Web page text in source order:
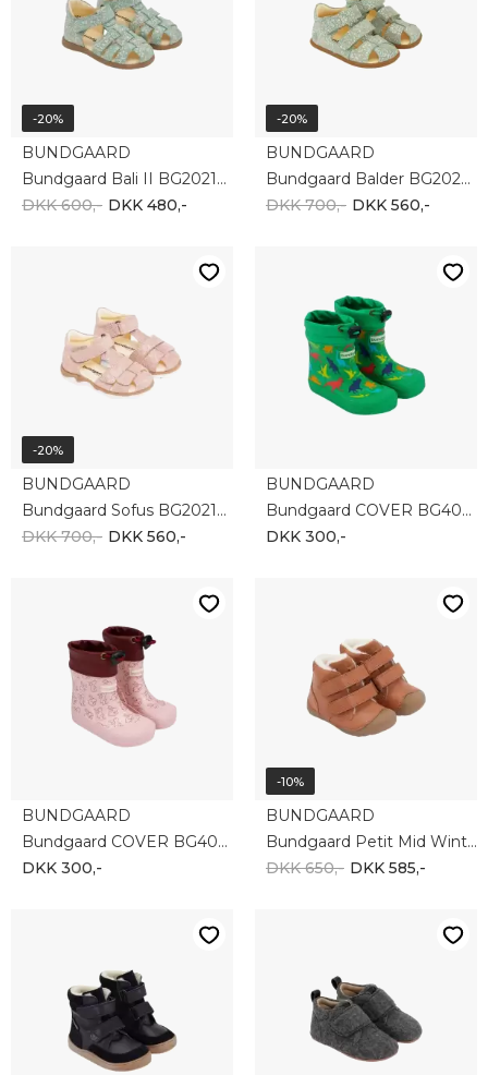
-20%
BUNDGAARD
Bundgaard Bali II BG202175-994
DKK 600,- DKK 480,-
-20%
BUNDGAARD
Bundgaard Balder BG202215-994
DKK 700,- DKK 560,-
-20%
BUNDGAARD
Bundgaard Sofus BG202177-985
DKK 700,- DKK 560,-
BUNDGAARD
Bundgaard COVER BG401040-908
DKK 300,-
BUNDGAARD
Bundgaard COVER BG401040-995
DKK 300,-
-10%
BUNDGAARD
Bundgaard Petit Mid Winter BG303201-235
DKK 650,- DKK 585,-